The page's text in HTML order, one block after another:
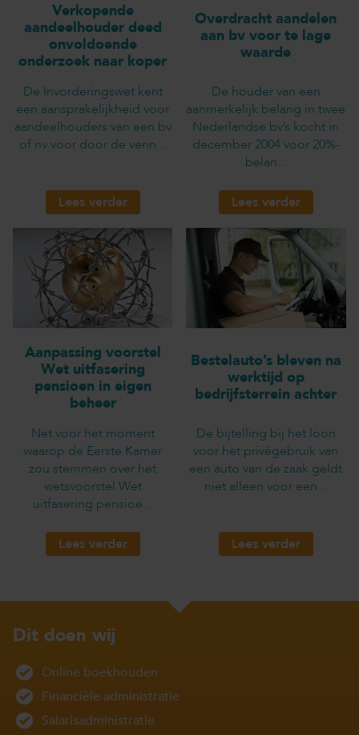
Verkopende
aandeelhouder deed
onvoldoende
onderzoek naar koper
De Invorderingswet kent
een aansprakelijkheid voor
aandeelhouders van een bv
of nv voor door de venn...
Lees verder
Overdracht aandelen
aan bv voor te lage
waarde
De houder van een
aanmerkelijk belang in twee
Nederlandse bv’s kocht in
december 2004 voor 20%-
belan...
Lees verder
Aanpassing voorstel
Wet uitfasering
pensioen in eigen
beheer
Net voor het moment
waarop de Eerste Kamer
zou stemmen over het
wetsvoorstel Wet
uitfasering pensioe...
Lees verder
Bestelauto’s bleven na
werktijd op
bedrijfsterrein achter
De bijtelling bij het loon
voor het privégebruik van
een auto van de zaak geldt
niet alleen voor een...
Lees verder
Dit doen wij
Online boekhouden
Financiële administratie
Salarisadministratie